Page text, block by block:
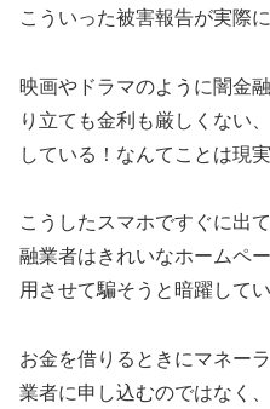
こういった被害報告が実際
映画やドラマのように闇金
り立ても金利も厳しくない
している！なんてことは現
こうしたスマホですぐに出
融業者はきれいなホームペ
用させて騙そうと暗躍してい
お金を借りるときにマネー
業者に申し込むのではなく